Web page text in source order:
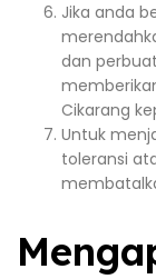
Jika anda
dan
Cikarang
Untuk
toleransi